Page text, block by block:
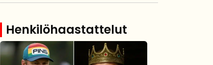
Henkilöhaastattelut